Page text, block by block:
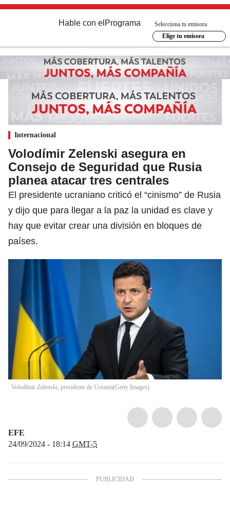
Hable con el Programa
Selecciona tu emisora
Elige tu emisora
Internacional
Volodímir Zelenski asegura en
Consejo de Seguridad que Rusia
planea atacar tres centrales
El presidente ucraniano criticó el “cinismo” de Rusia
y dijo que para llegar a la paz la unidad es clave y
hay que evitar crear una división en bloques de
países.
Volodímir Zelenski, presidente de Ucrania(Getty Images)
EFE
24/09/2024 - 18:14 GMT-5